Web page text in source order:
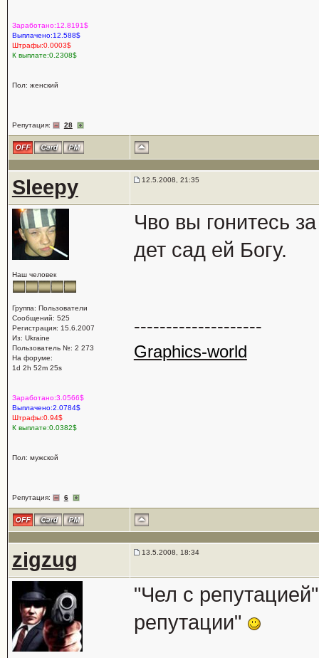
Заработано:12.8191$
Выплачено:12.588$
Штрафы:0.0003$
К выплате:0.2308$
Пол: женский
Репутация: 28
Sleepy 12.5.2008, 21:35
Наш человек
Группа: Пользователи
Сообщений: 525
Регистрация: 15.6.2007
Из: Ukraine
Пользователь №: 2 273
На форуме:
1d 2h 52m 25s
Заработано:3.0566$
Выплачено:2.0784$
Штрафы:0.94$
К выплате:0.0382$
Пол: мужской
Репутация: 6
Чво вы гонитесь
дет сад ей Богу.
--------------------
Graphics-world
zigzug 13.5.2008, 18:34
"Чел с
репутации"